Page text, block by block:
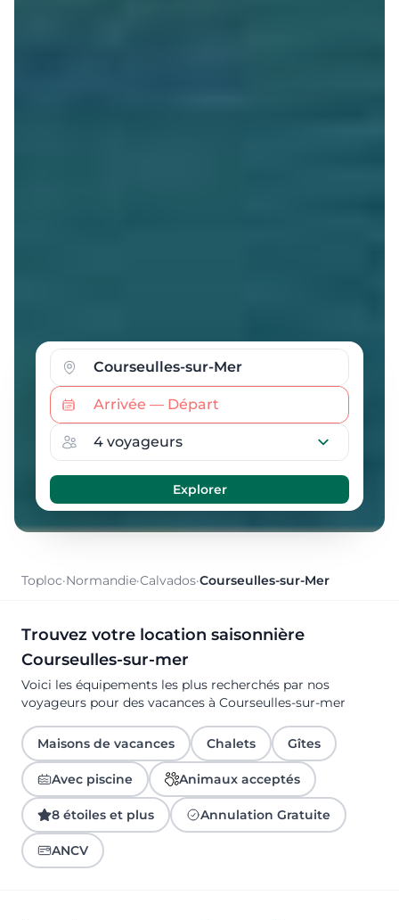
Toploc·Normandie·Calvados·Courseulles-sur-Mer
Trouvez votre location saisonnière
Courseulles-sur-mer
Voici les équipements les plus recherchés par nos
voyageurs pour des vacances à Courseulles-sur-mer
Maisons de vacances Chalets Gîtes
Avec piscine Animaux acceptés
8 étoiles et plus Annulation Gratuite
ANCV